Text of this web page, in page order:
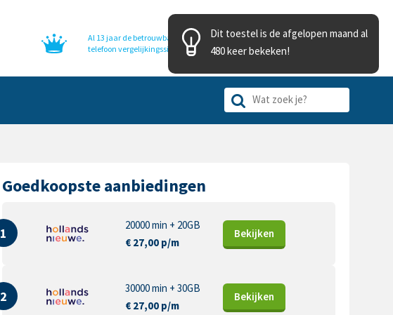
Al 13 jaar de betrouwbare
telefoon vergelijkingssite
Goedkoopste aanbiedingen
1
20000 min + 20GB
€ 27,00 p/m
Bekijken
2
30000 min + 30GB
€ 27,00 p/m
Bekijken
Dit toestel is de afgelopen maand al
480 keer bekeken!